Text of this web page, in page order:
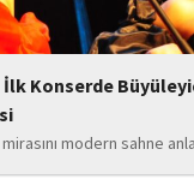
Konserde
modern sahne
ilk konserini İstanbul